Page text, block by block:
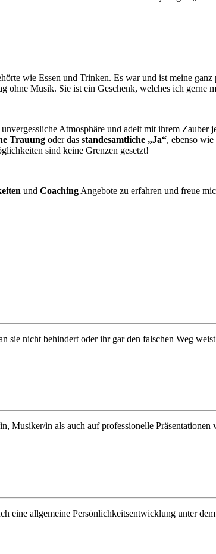
wie Essen und Trinken. Es war und ist meine
Musik. Sie ist ein Geschenk, welches ich gerne
Atmosphäre und adelt mit ihrem Zauber
Trauung oder das standesamtliche „Ja“, ebenso
sind keine Grenzen gesetzt!
und Coaching Angebote zu erfahren und freue
sie nicht behindert oder ihr gar den falschen Weg
Musiker/in als auch auf professionelle Präsentationen
allgemeine Persönlichkeitsentwicklung unter